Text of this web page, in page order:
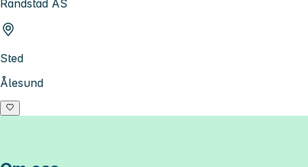
Randstad AS
Sted
Ålesund